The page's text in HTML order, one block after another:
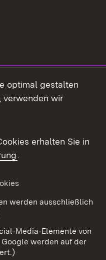
optimal gestalten
verwenden wir
erhalten Sie in
.
werden ausschließlich
Media-Elemente von
werden auf der